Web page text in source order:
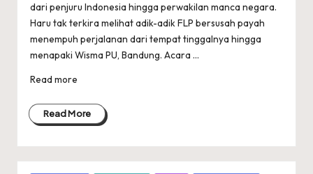
dari penjuru Indonesia hingga perwakilan manca negara.
Haru tak terkira melihat adik-adik FLP bersusah payah
menempuh perjalanan dari tempat tinggalnya hingga
menapaki Wisma PU, Bandung. Acara ...
Read more
Read More